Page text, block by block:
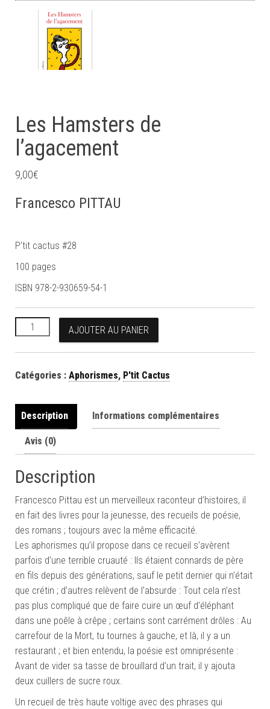
Les Hamsters de
l’agacement
9,00€
Francesco PITTAU
P’tit cactus #28
100 pages
ISBN 978-2-930659-54-1
quantité de Les Hamsters de l’agacement
AJOUTER AU PANIER
Catégories : Aphorismes, P'tit Cactus
Description Informations complémentaires
Avis (0)
Description
Francesco Pittau est un merveilleux raconteur d’histoires, il
en fait des livres pour la jeunesse, des recueils de poésie,
des romans ; toujours avec la même efficacité.
Les aphorismes qu’il propose dans ce recueil s’avèrent
parfois d’une terrible cruauté : Ils étaient connards de père
en fils depuis des générations, sauf le petit dernier qui n’était
que crétin ; d’autres relèvent de l’absurde : Tout cela n’est
pas plus compliqué que de faire cuire un œuf d’éléphant
dans une poêle à crêpe ; certains sont carrément drôles : Au
carrefour de la Mort, tu tournes à gauche, et là, il y a un
restaurant ; et bien entendu, la poésie est omniprésente :
Avant de vider sa tasse de brouillard d’un trait, il y ajouta
deux cuillers de sucre roux.
Un recueil de très haute voltige avec des phrases qui